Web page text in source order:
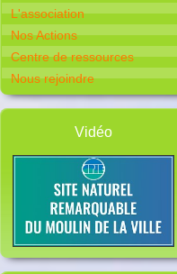
L'association
Nos Actions
Centre de ressources
Nous rejoindre
Vidéo